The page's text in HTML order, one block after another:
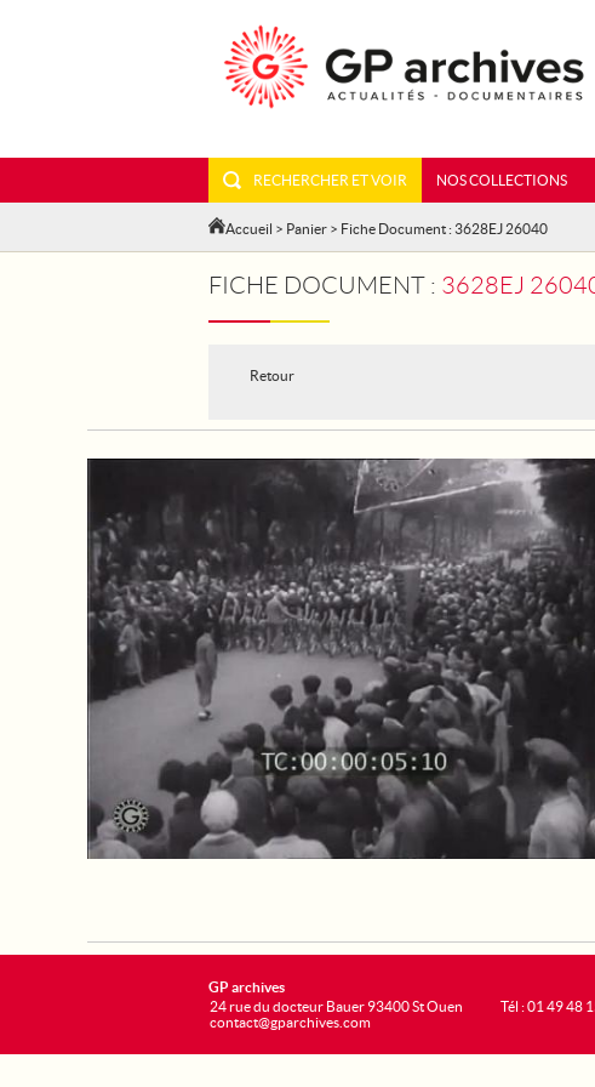
RECHERCHER ET VOIR NOS COLLECTIONS
Accueil > Panier > Fiche Document : 3628EJ 26040
FICHE DOCUMENT : 3628EJ 26040 -
Retour
GP archives
24 rue du docteur Bauer 93400 St Ouen
contact@gparchives.com
Tél : 01 49 48